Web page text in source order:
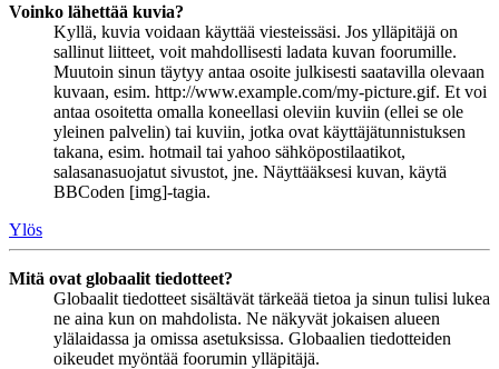
Voinko lähettää kuvia?
Kyllä, kuvia voidaan käyttää viesteissäsi. Jos ylläpitäjä on
sallinut liitteet, voit mahdollisesti ladata kuvan foorumille.
Muutoin sinun täytyy antaa osoite julkisesti saatavilla olevaan
kuvaan, esim. http://www.example.com/my-picture.gif. Et voi
antaa osoitetta omalla koneellasi oleviin kuviin (ellei se ole
yleinen palvelin) tai kuviin, jotka ovat käyttäjätunnistuksen
takana, esim. hotmail tai yahoo sähköpostilaatikot,
salasanasuojatut sivustot, jne. Näyttääksesi kuvan, käytä
BBCoden [img]-tagia.
Ylös
Mitä ovat globaalit tiedotteet?
Globaalit tiedotteet sisältävät tärkeää tietoa ja sinun tulisi lukea
ne aina kun on mahdolista. Ne näkyvät jokaisen alueen
ylälaidassa ja omissa asetuksissa. Globaalien tiedotteiden
oikeudet myöntää foorumin ylläpitäjä.